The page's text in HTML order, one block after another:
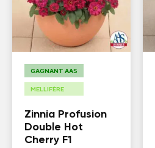
GAGNANT AAS
MELLIFÈRE
Zinnia Profusion
Double Hot
Cherry F1